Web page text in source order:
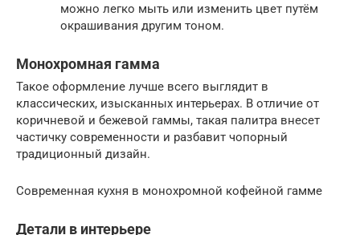
можно легко мыть или изменить цвет путём
окрашивания другим тоном.
Монохромная гамма
Такое оформление лучше всего выглядит в
классических, изысканных интерьерах. В отличие от
коричневой и бежевой гаммы, такая палитра внесет
частичку современности и разбавит чопорный
традиционный дизайн.
Современная кухня в монохромной кофейной гамме
Детали в интерьере